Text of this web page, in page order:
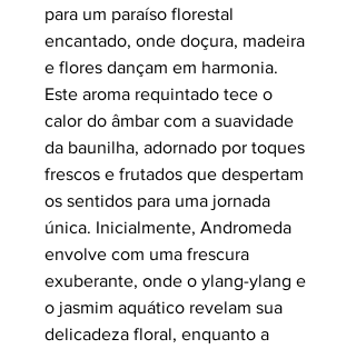
para um paraíso florestal
encantado, onde doçura, madeira
e flores dançam em harmonia.
Este aroma requintado tece o
calor do âmbar com a suavidade
da baunilha, adornado por toques
frescos e frutados que despertam
os sentidos para uma jornada
única. Inicialmente, Andromeda
envolve com uma frescura
exuberante, onde o ylang-ylang e
o jasmim aquático revelam sua
delicadeza floral, enquanto a